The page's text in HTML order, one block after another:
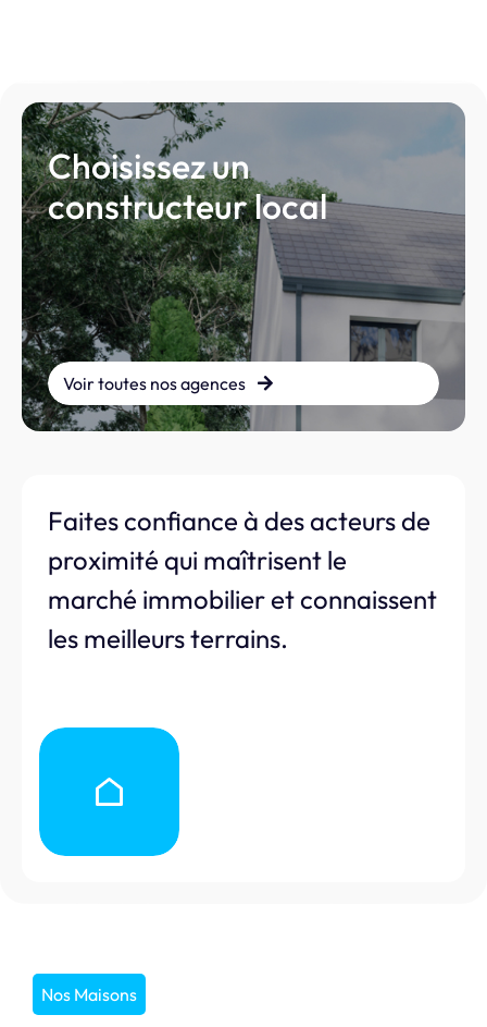
Choisissez un
constructeur local
Voir toutes nos agences
Faites confiance à des acteurs de
proximité qui maîtrisent le
marché immobilier et connaissent
les meilleurs terrains.
Nos Maisons